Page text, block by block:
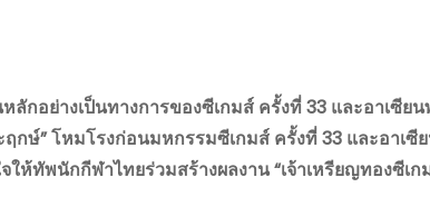
อย่างเป็นทางการของซีเกมส์ ครั้งที่ 33 และอาเซียน
ษ์” โหมโรงก่อนมหกรรมซีเกมส์ ครั้งที่ 33 และอาเซี
ห้ทัพนักกีฬาไทยร่วมสร้างผลงาน “เจ้าเหรียญทองซีเก